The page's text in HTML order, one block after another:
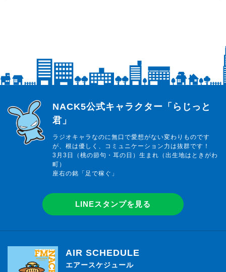
らじっと君
NACK5公式キャラクター「らじっと
君」
ラジオキャラなのに無口で愛想がない変わりものです
が、根は優しく、コミュニケーション力は抜群です！
3月3日（桃の節句・耳の日）生まれ（出生地はときがわ
町）
座右の銘「足で稼ぐ」
LINEスタンプを見る
AIR SCHEDULE
エアースケジュール